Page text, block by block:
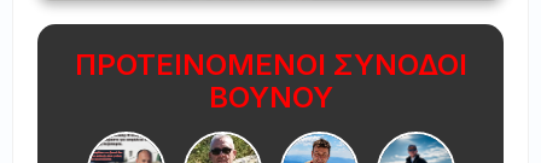
ΠΡΟΤΕΙΝΟΜΕΝΟΙ ΣΥΝΟΔΟΙ
ΒΟΥΝΟΥ